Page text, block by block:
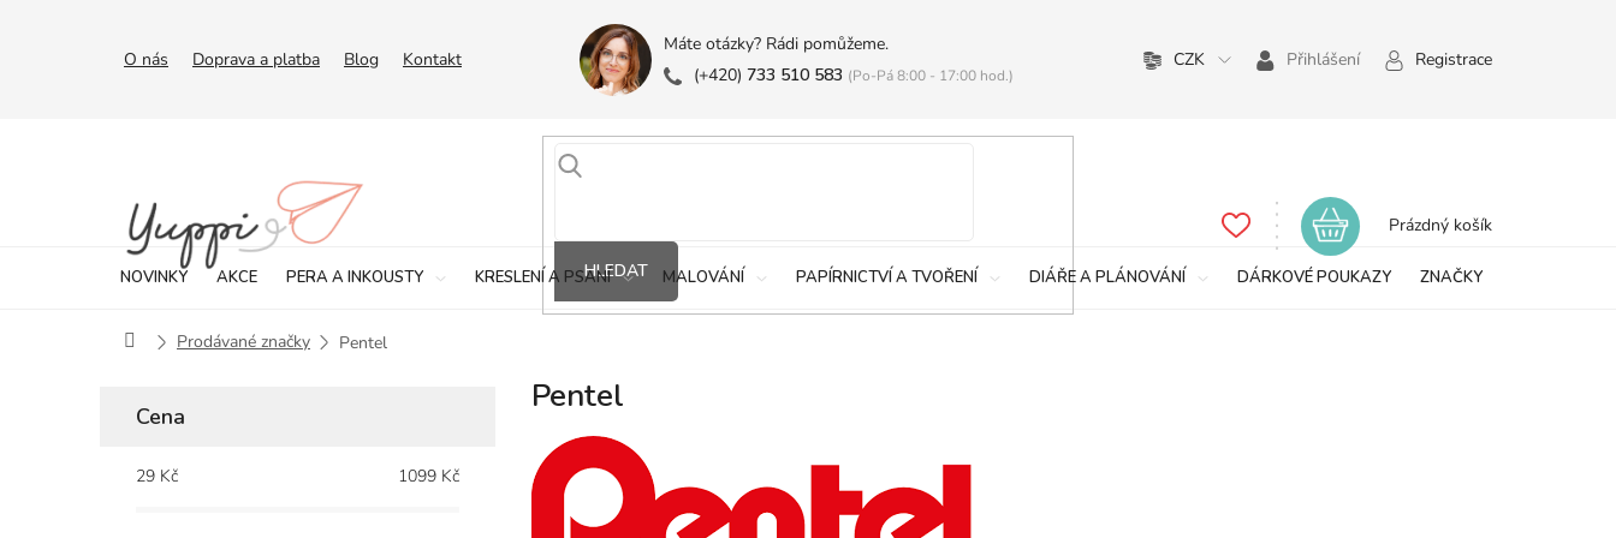
O nás Doprava a platba Blog Kontakt
Máte otázky? Rádi pomůžeme.
(+420) 733 510 583 (Po-Pá 8:00 - 17:00 hod.)
CZK Přihlášení Registrace
HLEDAT
Nákupní
Prázdný košík
NOVINKY AKCE PERA A INKOUSTY KRESLENÍ A PSANÍ MALOVÁNÍ PAPÍRNICTVÍ A TVOŘENÍ DIÁŘE A PLÁNOVÁNÍ DÁRKOVÉ POUKAZY ZNAČKY
DomůProdávané značky Pentel
Cena
29 Kč 1099 Kč
Pentel